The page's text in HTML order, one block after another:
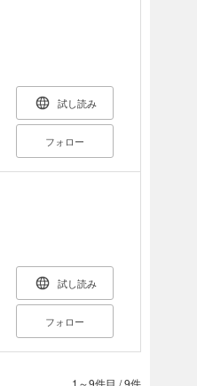
試し読み
フォロー
試し読み
フォロー
1～9件目 /9件